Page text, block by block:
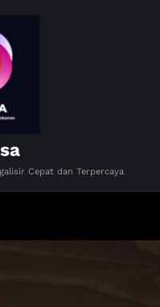
Cepat dan Terpercaya